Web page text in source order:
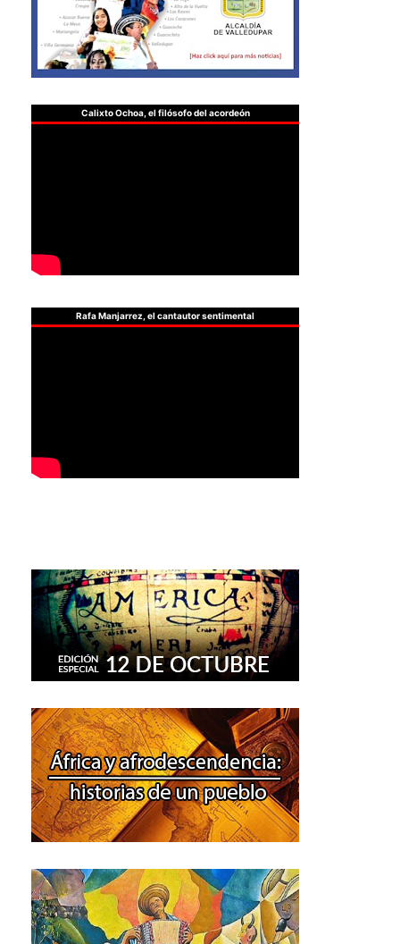
Calixto Ochoa, el filósofo del acordeón
Rafa Manjarrez, el cantautor sentimental